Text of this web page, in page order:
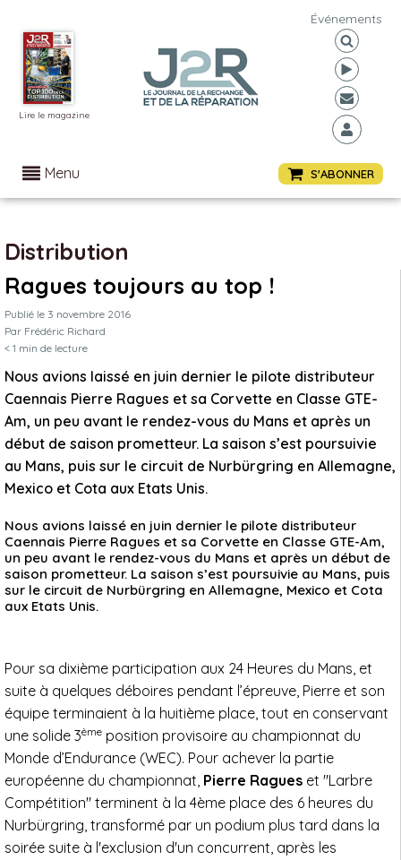
Lire le magazine
Événements
Menu S'ABONNER
Distribution
Ragues toujours au top !
Publié le 3 novembre 2016
Par Frédéric Richard
< 1 min de lecture
Nous avions laissé en juin dernier le pilote distributeur
Caennais Pierre Ragues et sa Corvette en Classe GTE-
Am, un peu avant le rendez-vous du Mans et après un
début de saison prometteur. La saison s’est poursuivie
au Mans, puis sur le circuit de Nurbürgring en Allemagne,
Mexico et Cota aux Etats Unis.
Nous avions laissé en juin dernier le pilote distributeur
Caennais Pierre Ragues et sa Corvette en Classe GTE-Am,
un peu avant le rendez-vous du Mans et après un début de
saison prometteur. La saison s’est poursuivie au Mans, puis
sur le circuit de Nurbürgring en Allemagne, Mexico et Cota
aux Etats Unis.
Pour sa dixième participation aux 24 Heures du Mans, et
suite à quelques déboires pendant l’épreuve, Pierre et son
équipe terminaient à la huitième place, tout en conservant
une solide 3ème position provisoire au championnat du
Monde d’Endurance (WEC). Pour achever la partie
européenne du championnat, Pierre Ragues et "Larbre
Compétition" terminent à la 4ème place des 6 heures du
Nurbürgring, transformé par un podium plus tard dans la
soirée suite à l'exclusion d'un concurrent, après les